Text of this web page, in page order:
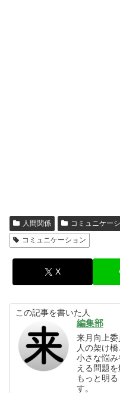
人間関係 コミュニケー
コミュニケーション
X
この記事を書いた人
編集部
来月向上
人の架け
小さな悩
える問題
もっと明
す。